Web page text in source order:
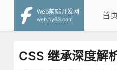
Web前端开发网
web.fly63.com
首
CSS 继承深度解